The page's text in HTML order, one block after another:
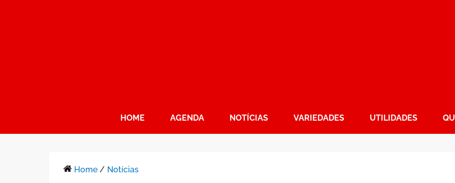
HOME AGENDA NOTÍCIAS VARIEDADES UTILIDADES
Home / Notícias